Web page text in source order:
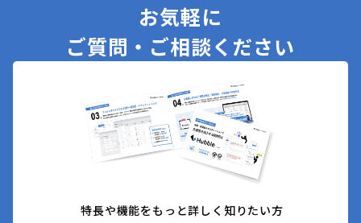
お気軽に
ご質問・ご相談ください
特長や機能をもっと詳しく知りたい方